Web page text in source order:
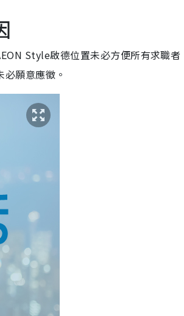
Style啟德位置未必方便所有求職者
願意應徵。